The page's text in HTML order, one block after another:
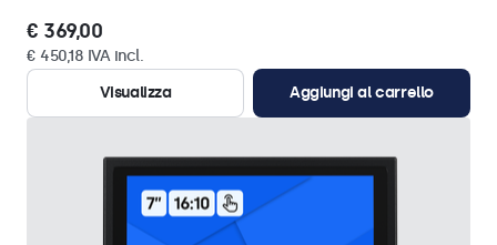
€ 369,00
€ 450,18 IVA incl.
Visualizza
Aggiungi al carrello